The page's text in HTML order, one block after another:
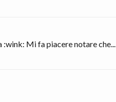
:wink: Mi fa piacere notare che...